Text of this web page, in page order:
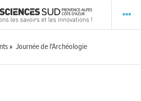
Journée de l'Archéologie